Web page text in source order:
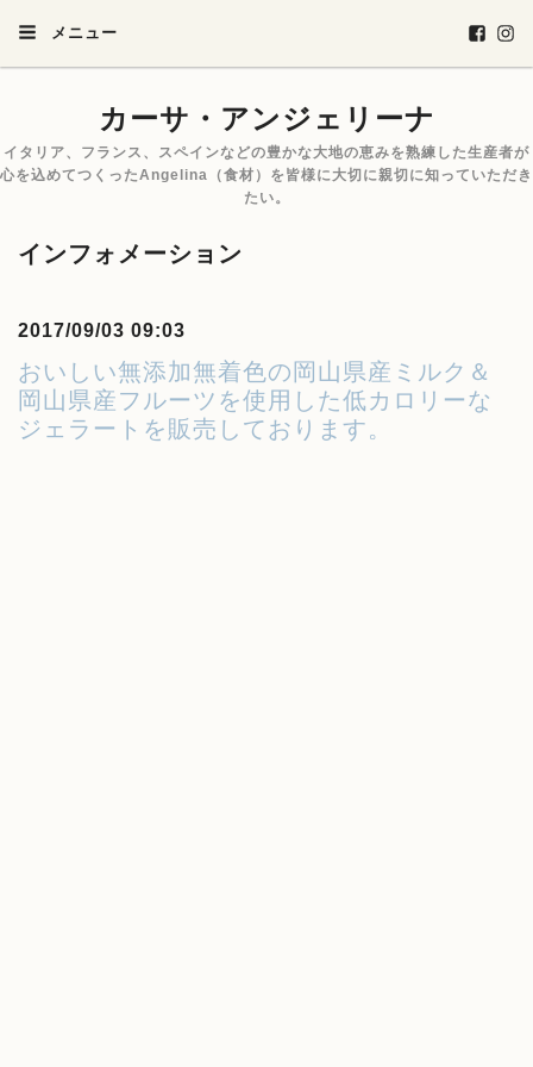
メニュー
カーサ・アンジェリーナ
イタリア、フランス、スペインなどの豊かな大地の恵みを熟練した生産者が
心を込めてつくったAngelina（食材）を皆様に大切に親切に知っていただき
たい。
インフォメーション
2017/09/03 09:03
おいしい無添加無着色の岡山県産ミルク＆
岡山県産フルーツを使用した低カロリーな
ジェラートを販売しております。